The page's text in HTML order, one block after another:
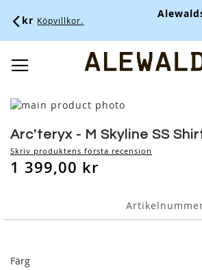
Alewalds
Skip
the
end
of
the
to
the
beginning
of
Arc'teryx - M Skyline SS
Skriv produktens första recension
1 399,00 kr
Färg